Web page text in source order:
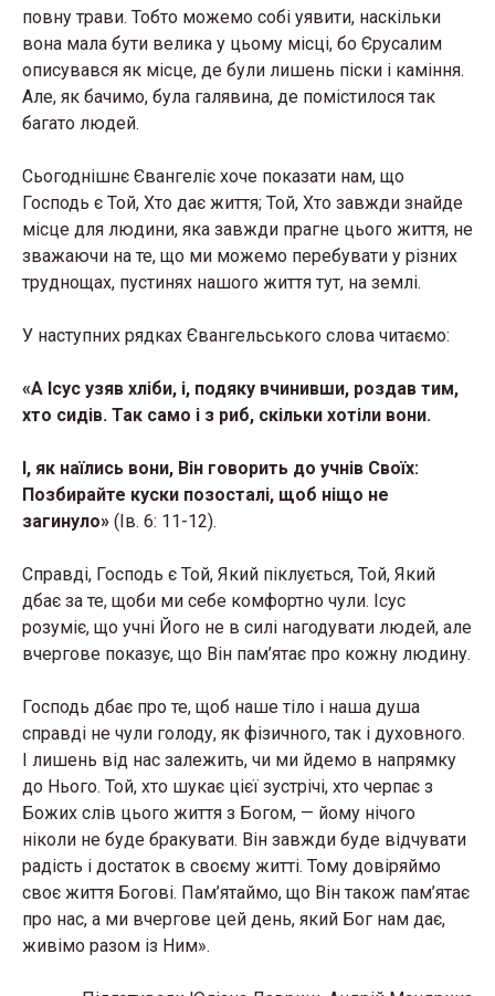
повну трави. Тобто можемо собі уявити, наскільки
вона мала бути велика у цьому місці, бо Єрусалим
описувався як місце, де були лишень піски і каміння.
Але, як бачимо, була галявина, де помістилося так
багато людей.
Сьогоднішнє Євангеліє хоче показати нам, що
Господь є Той, Хто дає життя; Той, Хто завжди знайде
місце для людини, яка завжди прагне цього життя, не
зважаючи на те, що ми можемо перебувати у різних
труднощах, пустинях нашого життя тут, на землі.
У наступних рядках Євангельського слова читаємо:
«А Ісус узяв хліби, і, подяку вчинивши, роздав тим,
хто сидів. Так само і з риб, скільки хотіли вони.
І, як наїлись вони, Він говорить до учнів Своїх:
Позбирайте куски позосталі, щоб ніщо не
загинуло» (Ів. 6: 11-12).
Справді, Господь є Той, Який піклується, Той, Який
дбає за те, щоби ми себе комфортно чули. Ісус
розуміє, що учні Його не в силі нагодувати людей, але
вчергове показує, що Він пам’ятає про кожну людину.
Господь дбає про те, щоб наше тіло і наша душа
справді не чули голоду, як фізичного, так і духовного.
І лишень від нас залежить, чи ми йдемо в напрямку
до Нього. Той, хто шукає цієї зустрічі, хто черпає з
Божих слів цього життя з Богом, — йому нічого
ніколи не буде бракувати. Він завжди буде відчувати
радість і достаток в своєму житті. Тому довіряймо
своє життя Богові. Пам’ятаймо, що Він також пам’ятає
про нас, а ми вчергове цей день, який Бог нам дає,
живімо разом із Ним».